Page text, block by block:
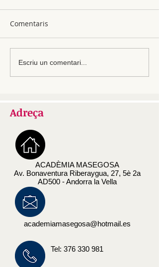
Cómo organizar tu zona
de estudio y mejorar la
Comentaris
Escriu un comentari...
Adreça
ACADÈMIA MASEGOSA
Av. Bonaventura Riberaygua, 27, 5è 2a
AD500 - Andorra la Vella
academiamasegosa@hotmail.es
Tel: 376 330 981